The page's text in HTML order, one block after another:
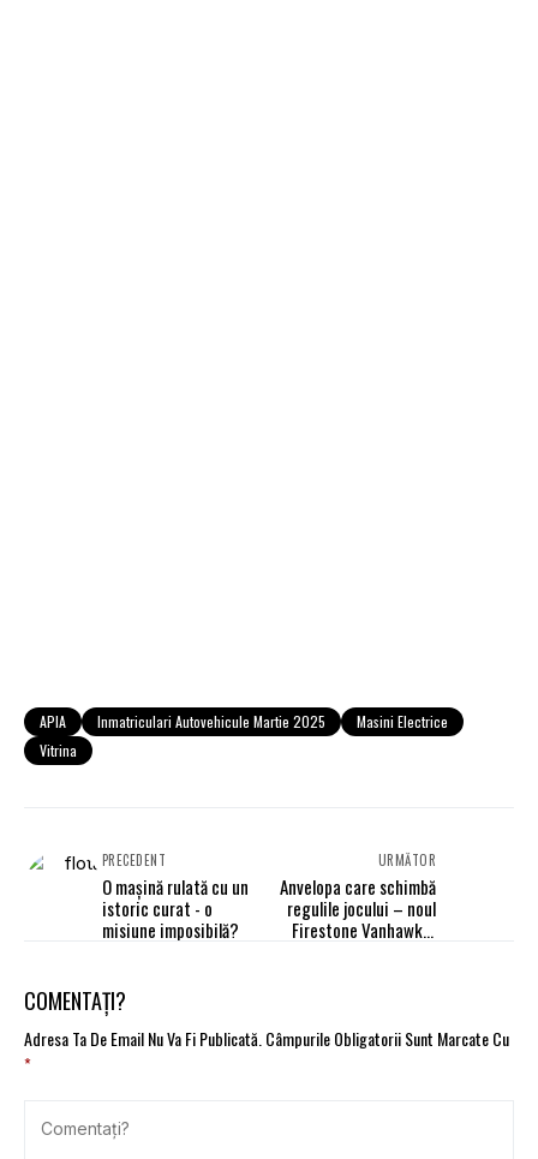
APIA Inmatriculari Autovehicule Martie 2025
Masini Electrice
Vitrina
PRECEDENT
O mașină rulată cu un
istoric curat - o
misiune imposibilă?
URMĂTOR
Anvelopa care schimbă
regulile jocului – noul
Firestone Vanhawk 2
COMENTAȚI?
Adresa Ta De Email Nu Va Fi Publicată.Câmpurile Obligatorii Sunt Marcate Cu
*